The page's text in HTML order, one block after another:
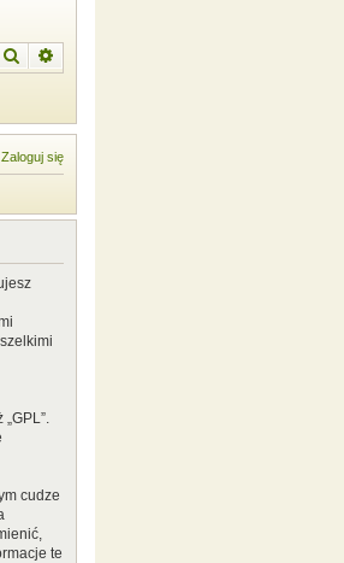
Szukaj
Zaloguj się
„GPL”.
cudze
te